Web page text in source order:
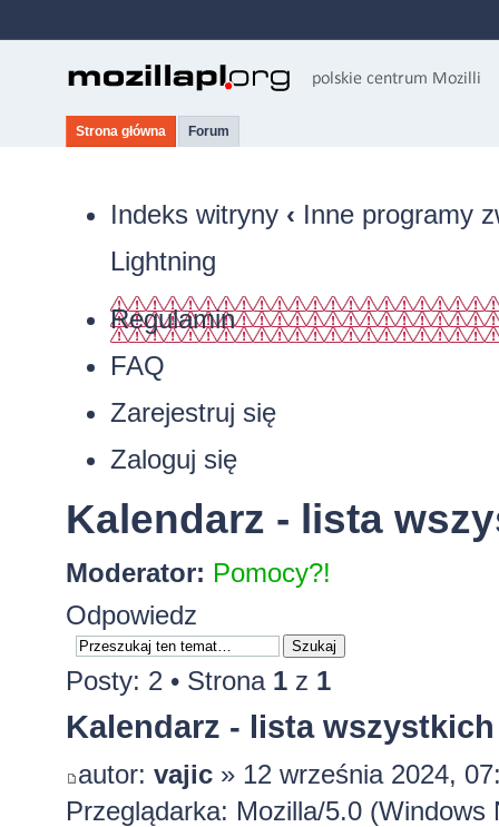
Strona główna Forum
Indeks witryny ‹ Inne programy
Lightning
Regulamin
FAQ
Zarejestruj się
Zaloguj się
Kalendarz - lista
Moderator: Pomocy?!
Odpowiedz
Posty: 2 • Strona 1z 1
Kalendarz - lista
autor: vajic» 12 września 2024,
Przeglądarka: Mozilla/5.0